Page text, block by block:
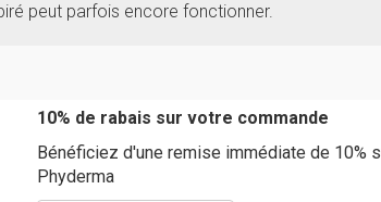
peut parfois encore fonctionner.
10% de rabais sur votre commande
Bénéficiez d'une remise immédiate de 10%
Phyderma